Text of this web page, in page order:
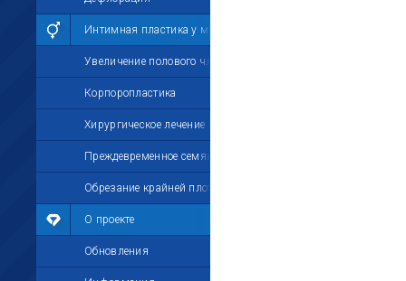
Интимная пластика у мужчин
Увеличение полового члена
Корпоропластика
Хирургическое лечение импотенции
Преждевременное семяизвержение
Обрезание крайней плоти
О проекте
Обновления